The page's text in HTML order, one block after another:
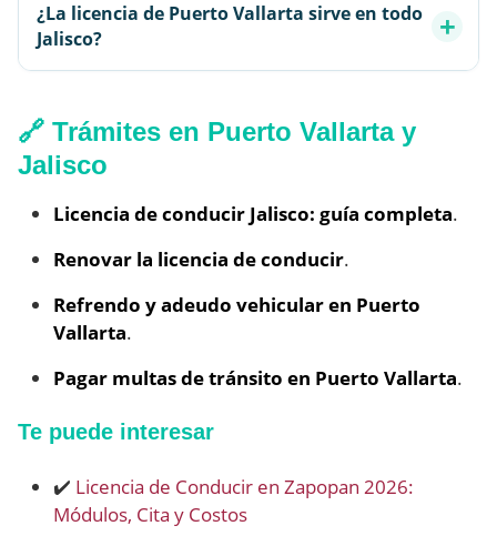
¿La licencia de Puerto Vallarta sirve en todo
Jalisco?
🔗 Trámites en Puerto Vallarta y
Jalisco
Licencia de conducir Jalisco: guía completa.
Renovar la licencia de conducir.
Refrendo y adeudo vehicular en Puerto
Vallarta.
Pagar multas de tránsito en Puerto Vallarta.
Te puede interesar
✔️ Licencia de Conducir en Zapopan 2026:
Módulos, Cita y Costos